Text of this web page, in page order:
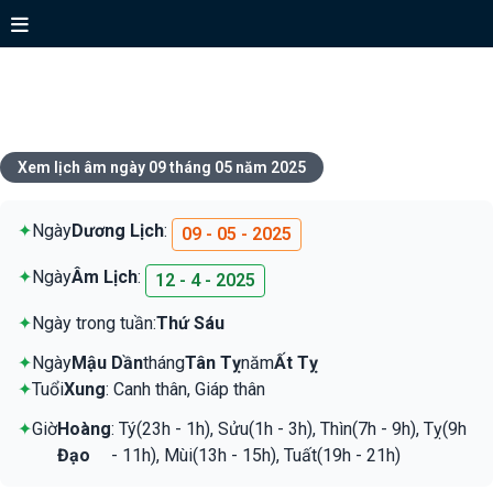
Xem lịch âm ngày 09 tháng 05 năm 2025
✦NgàyDương Lịch: 09 - 05 - 2025
✦NgàyÂm Lịch: 12 - 4 - 2025
✦Ngày trong tuần:Thứ Sáu
✦NgàyMậu DầnthángTân TỵnămẤt Tỵ
✦TuổiXung: Canh thân, Giáp thân
✦GiờHoàng
Đạo
: Tý(23h - 1h), Sửu(1h - 3h), Thìn(7h - 9h), Tỵ(9h
- 11h), Mùi(13h - 15h), Tuất(19h - 21h)